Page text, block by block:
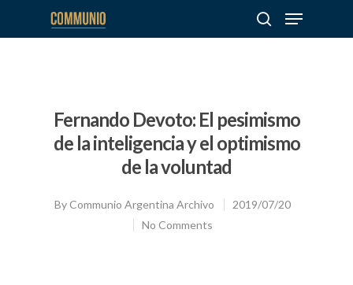
Fernando Devoto: El pesimismo
de la inteligencia y el optimismo
de la voluntad
ByCommunio Argentina Archivo
2019/07/20
No Comments